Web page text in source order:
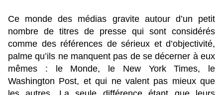
Ce monde des médias gravite autour d’un petit
nombre de titres de presse qui sont considérés
comme des références de sérieux et d’objectivité,
palme qu’ils ne manquent pas de se décerner à eux
mêmes : le Monde, le New York Times, le
Washington Post, et qui ne valent pas mieux que